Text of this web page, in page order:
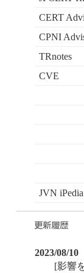
CERT
CPNI
TRnotes
CVE
JVN iPedia
2023/08/10
[影響